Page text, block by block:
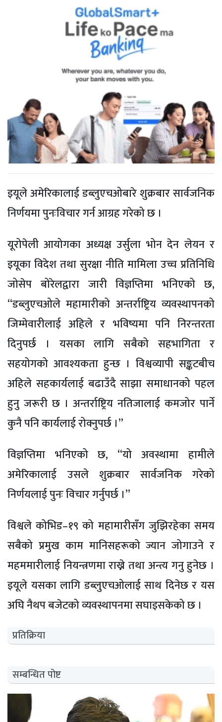
इयूले अमेरिकालाई डब्लुएचओबारे शुक्रबार सार्वजनिक
निर्णयमा पुनःविचार गर्न आग्रह गरेको छ ।
यूरोपेली आयोगका अध्यक्ष उर्सुला भोन देन लेयन र
इयूका विदेश तथा सुरक्षा नीति मामिला उच्च प्रतिनिधि
जोसेप बोरेलद्वारा जारी विज्ञप्तिमा भनिएको छ,
“डब्लुएचओले महामारीको अन्तर्राष्ट्रिय व्यवस्थापनको
जिम्मेवारीलाई अहिले र भविष्यमा पनि निरन्तरता
दिनुपर्छ । यसका लागि सबैको सहभागिता र
सहयोगको आवश्यकता हुन्छ । विश्वव्यापी सङ्कटबीच
अहिले सहकार्यलाई बढाउँदै साझा समाधानको पहल
हुनु जरूरी छ । अन्तर्राष्ट्रिय नतिजालाई कमजोर पार्ने
कुनै पनि कार्यलाई रोक्नुपर्छ ।”
विज्ञप्तिमा भनिएको छ, “यो अवस्थामा हामीले
अमेरिकालाई उसले शुक्रबार सार्वजनिक गरेको
निर्णयलाई पुनः विचार गर्नुपर्छ ।”
विश्वले कोभिड–१९ को महामारीसँग जुझिरहेका समय
सबैको प्रमुख काम मानिसहरूको ज्यान जोगाउने र
महममारीलाई नियन्त्रणमा राख्ने तथा अन्त्य गनु हुनेछ ।
इयूले यसका लागि डब्लुएचओलाई साथ दिनेछ र यस
अघि नैथप बजेटको व्यवस्थापनमा सघाइसकेको छ ।
प्रतिक्रिया
सम्बन्धित पोष्ट